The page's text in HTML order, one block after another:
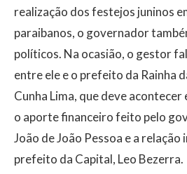
realização dos festejos juninos
paraibanos, o governador
políticos. Na ocasião, o gestor
entre ele e o prefeito da Rainha
Cunha Lima, que deve
o aporte financeiro feito pelo
João de João Pessoa e a
prefeito da Capital, Leo Bezerra.